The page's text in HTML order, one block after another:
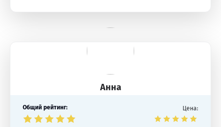
Анна
Общий рейтинг: Цена: